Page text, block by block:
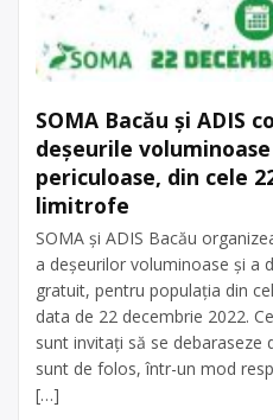
SOMA Bacău și ADIS
deșeurile
periculoase, din cele
limitrofe
SOMA și ADIS Bacău
a deșeurilor voluminoase și a
gratuit, pentru populația din
data de 22 decembrie 2022.
sunt invitați să se debaraseze
sunt de folos, într-un mod
[…]